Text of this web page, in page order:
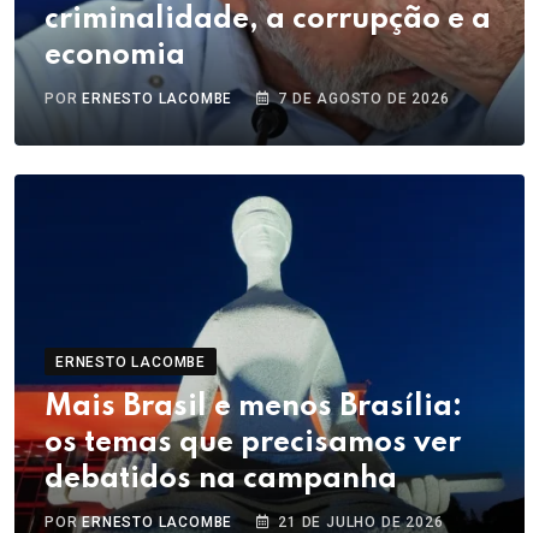
criminalidade, a corrupção e a
economia
PORERNESTO LACOMBE 7 DE AGOSTO DE 2026
ERNESTO LACOMBE
Mais Brasil e menos Brasília:
os temas que precisamos ver
debatidos na campanha
POR ERNESTO LACOMBE 21 DE JULHO DE 2026